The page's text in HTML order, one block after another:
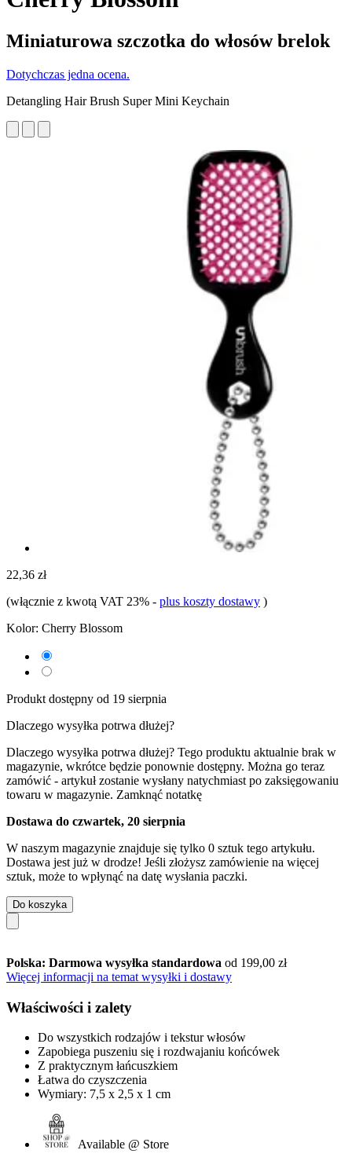
Miniaturowa szczotka do włosów brelok
Dotychczas jedna ocena.
Detangling Hair Brush Super Mini Keychain
22,36 zł
(włącznie z kwotą VAT 23% - plus koszty dostawy )
Kolor: Cherry Blossom
Produkt dostępny od 19 sierpnia
Dlaczego wysyłka potrwa dłużej?
Dlaczego wysyłka potrwa dłużej? Tego produktu aktualnie brak w
magazynie, wkrótce będzie ponownie dostępny. Można go teraz
zamówić - artykuł zostanie wysłany natychmiast po zaksięgowaniu
towaru w magazynie. Zamknąć notatkę
Dostawa do czwartek, 20 sierpnia
W naszym magazynie znajduje się tylko 0 sztuk tego artykułu.
Dostawa jest już w drodze! Jeśli złożysz zamówienie na więcej
sztuk, może to wpłynąć na datę wysłania paczki.
Do koszyka
Polska: Darmowa wysyłka standardowa od 199,00 zł
Więcej informacji na temat wysyłki i dostawy
Właściwości i zalety
Do wszystkich rodzajów i tekstur włosów
Zapobiega puszeniu się i rozdwajaniu końcówek
Z praktycznym łańcuszkiem
Łatwa do czyszczenia
Wymiary: 7,5 x 2,5 x 1 cm
Available @ Store